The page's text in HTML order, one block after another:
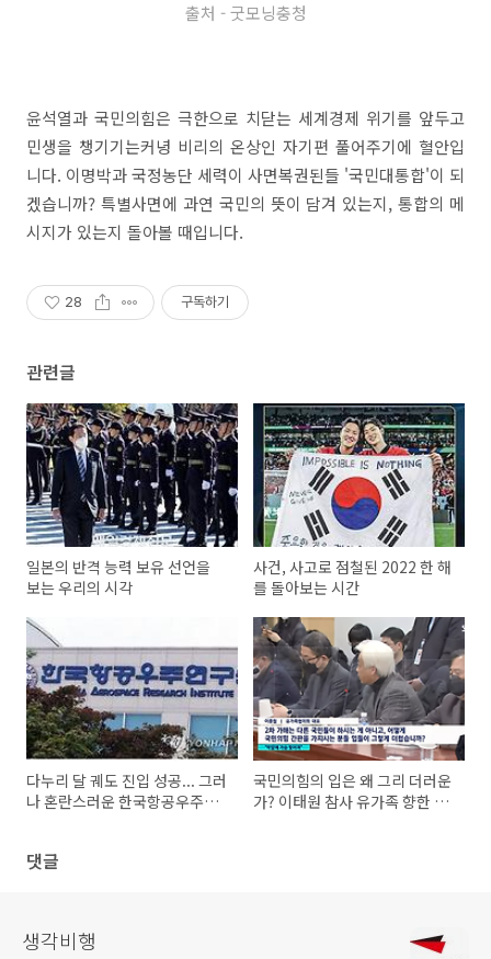
출처 - 굿모닝충청
윤석열과 국민의힘은 극한으로 치닫는 세계경제 위기를 앞두고
민생을 챙기기는커녕 비리의 온상인 자기편 풀어주기에 혈안입
니다. 이명박과 국정농단 세력이 사면복권된들 '국민대통합'이 되
겠습니까? 특별사면에 과연 국민의 뜻이 담겨 있는지, 통합의 메
시지가 있는지 돌아볼 때입니다.
28 구독하기
관련글
일본의 반격 능력 보유 선언을
보는 우리의 시각
사건, 사고로 점철된 2022 한 해
를 돌아보는 시간
다누리 달 궤도 진입 성공... 그러
나 혼란스러운 한국항공우주연
국민의힘의 입은 왜 그리 더러운
가? 이태원 참사 유가족 향한 2
댓글
생각비행